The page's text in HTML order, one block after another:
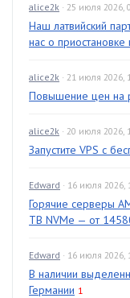
alice2k · 25 июля 2026,
Наш латвийский
нас о приостановке
alice2k · 21 июля 2026,
Повышение цен на
alice2k · 20 июля 2026,
Запустите VPS с
Edward · 16 июля 2026,
Горячие серверы
TB NVMe — от
Edward · 16 июля 2026,
В наличии
Германии 1